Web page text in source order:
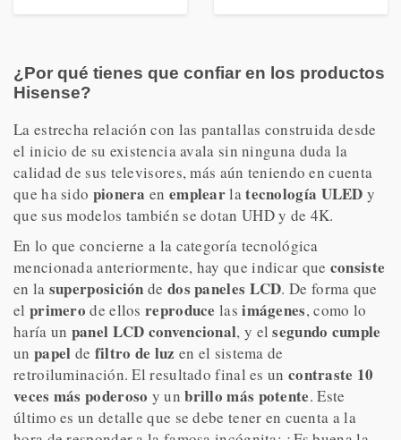
¿Por qué tienes que confiar en los productos
Hisense?
La estrecha relación con las pantallas construida desde
el inicio de su existencia avala sin ninguna duda la
calidad de sus televisores, más aún teniendo en cuenta
que ha sido pionera en emplearlatecnología ULED y
que sus modelos también se dotan UHD y de 4K.
En lo que concierne a la categoría tecnológica
mencionada anteriormente, hay que indicar que consiste
en la superposición de dos paneles LCD. De forma que
el primero de ellosreproduce lasimágenes, como lo
haría un panel LCD convencional, y elsegundo cumple
un papel de filtro de luz en el sistema de
retroiluminación. El resultado final es un contraste 10
veces más poderoso y unbrillo más potente. Este
último es un detalle que se debe tener en cuenta a la